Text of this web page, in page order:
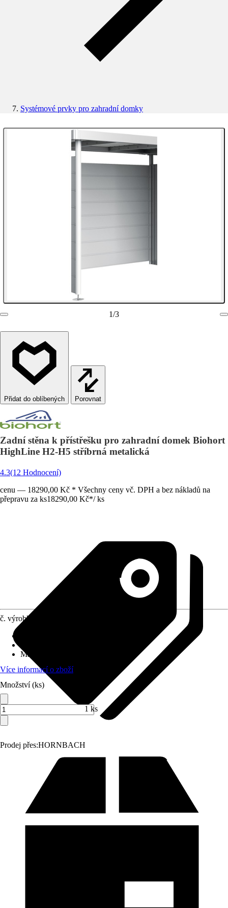
Systémové prvky pro zahradní domky
1/3
Porovnat
Zadní stěna k přístřešku pro zahradní domek Biohort
HighLine H2-H5 stříbrná metalická
4.3(12 Hodnocení)
cenu — 18290,00 Kč * Všechny ceny vč. DPH a bez nákladů na
přepravu za ks18290,00 Kč*/ ks
Prodej přes:HORNBACH
č. výrobku
Materiál
Více informací o zboží
Množství (ks)
1 ks